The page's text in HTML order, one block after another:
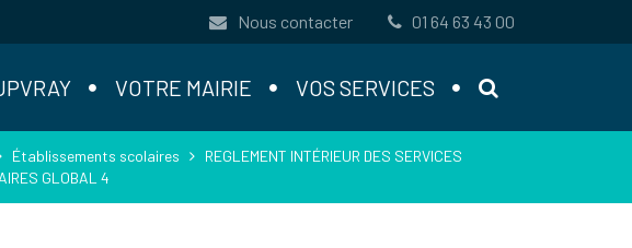
Nous contacter 01 64 63 43 00
VOTRE MAIRIE VOS SERVICES
Établissements scolaires
REGLEMENT INTÉRIEUR DES SERVICES
GLOBAL 4